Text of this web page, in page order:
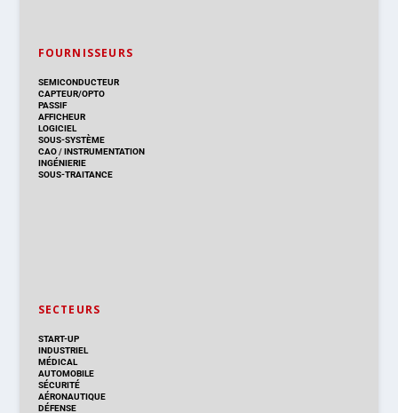
FOURNISSEURS
SEMICONDUCTEUR
CAPTEUR/OPTO
PASSIF
AFFICHEUR
LOGICIEL
SOUS-SYSTÈME
CAO/INSTRUMENTATION
INGÉNIERIE
SOUS-TRAITANCE
SECTEURS
START-UP
INDUSTRIEL
MÉDICAL
AUTOMOBILE
SÉCURITÉ
AÉRONAUTIQUE
DÉFENSE